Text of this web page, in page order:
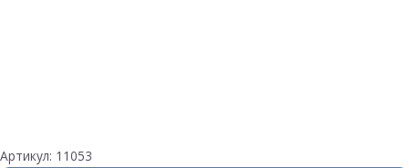
Артикул: 11053